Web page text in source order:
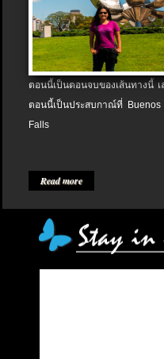
ตอนนี้เป็นตอนจบของเส้นทางนี้
ตอนนี้เป็นประสบกาณ์ที่ Buenos
Falls
Read more